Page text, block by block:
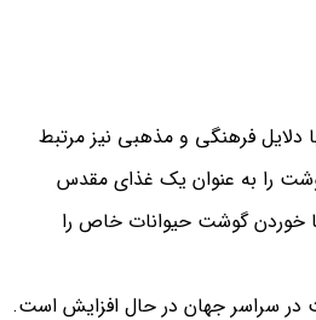
فرهنگی و مذهبی نیز مرتبط
را به عنوان یک غذای مقدس
خوردن گوشت حیوانات خاص را
سراسر جهان در حال افزایش است.